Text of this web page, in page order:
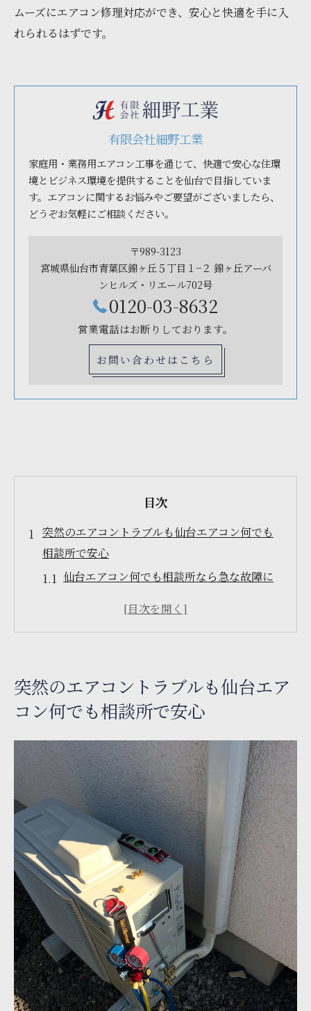
ムーズにエアコン修理対応ができ、安心と快適を手に入
れられるはずです。
有限会社細野工業
家庭用・業務用エアコン工事を通じて、快適で安心な住環
境とビジネス環境を提供することを仙台で目指していま
す。エアコンに関するお悩みやご要望がございましたら、
どうぞお気軽にご相談ください。
〒989-3123
宮城県仙台市青葉区錦ヶ丘５丁目１−２ 錦ヶ丘アーバ
ンヒルズ・リエール702号
0120-03-8632
営業電話はお断りしております。
お問い合わせはこちら
目次
突然のエアコントラブルも仙台エアコン何でも
相談所で安心
仙台エアコン何でも相談所なら急な故障に
の信頼性
悪質業者を避けるための修理依頼前チェッ
宮城県でエアコン修理を依頼する最適なタ
イミングとは
エアコンが効かないときの宮城県での対処法ガ
イド
仙台エアコン何でも相談所が伝授する効か
ない原因の見極め方
自分でできるフィルター掃除とリセット方
法のポイント
冷暖房が効かない時の宮城県での依頼判断
基準
トラブル発生時に役立つ簡単セルフチェッ
ク項目
突然のエアコントラブルも仙台エア
コン何でも相談所で安心